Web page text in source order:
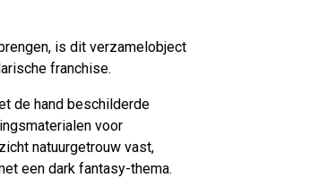
is dit verzamelobject
franchise.
de hand beschilderde
voor
natuurgetrouw vast,
een dark fantasy-thema.